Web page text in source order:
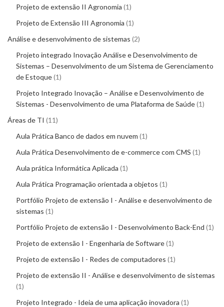
Projeto de extensão II Agronomia 1
Projeto de Extensão III Agronomia 1
Análise e desenvolvimento de sistemas 2
Projeto integrado Inovação Análise e Desenvolvimento de
Sistemas – Desenvolvimento de um Sistema de Gerenciamento
de Estoque 1
Projeto Integrado Inovação – Análise e Desenvolvimento de
Sistemas - Desenvolvimento de uma Plataforma de Saúde 1
Áreas de TI 11
Aula Prática Banco de dados em nuvem 1
Aula Prática Desenvolvimento de e-commerce com CMS 1
Aula prática Informática Aplicada 1
Aula Prática Programação orientada a objetos 1
Portfólio Projeto de extensão I - Análise e desenvolvimento de
sistemas 1
Portfólio Projeto de extensão I - Desenvolvimento Back-End 1
Projeto de extensão I - Engenharia de Software 1
Projeto de extensão I - Redes de computadores 1
Projeto de extensão II - Análise e desenvolvimento de sistemas
1
Projeto Integrado - Ideia de uma aplicação inovadora 1